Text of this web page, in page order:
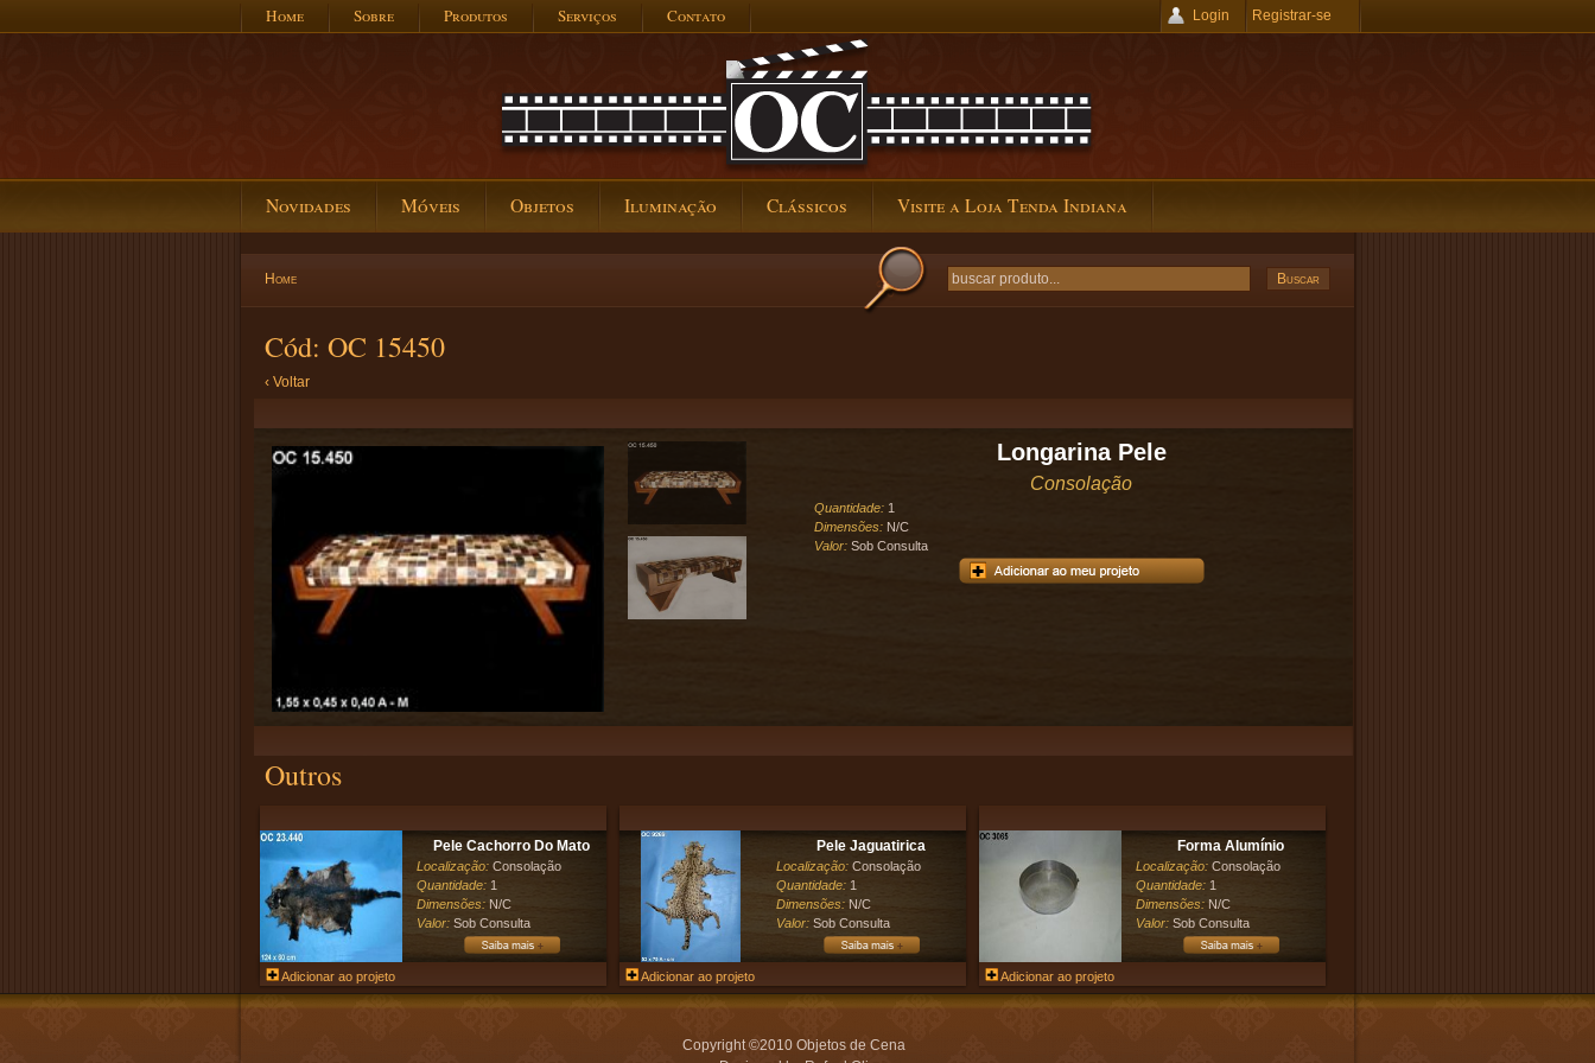
Home Sobre Produtos Serviços Contato Login Registrar-se
Novidades Móveis Objetos Iluminação Clássicos Visite a Loja Tenda Indiana
Home
Cód: OC 15450
‹ Voltar
Longarina Pele
Consolação
Quantidade: 1
Dimensões: N/C
Valor: Sob Consulta
Outros
Pele Cachorro Do Mato
Localização: Consolação
Quantidade: 1
Dimensões: N/C
Valor: Sob Consulta
Adicionar ao projeto
Pele Jaguatirica
Localização: Consolação
Quantidade: 1
Dimensões: N/C
Valor: Sob Consulta
Adicionar ao projeto
Forma Alumínio
Localização: Consolação
Quantidade: 1
Dimensões: N/C
Valor: Sob Consulta
Adicionar ao projeto
Copyright ©2010 Objetos de Cena